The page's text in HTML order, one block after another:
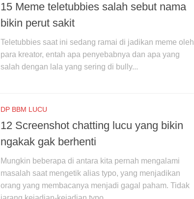
15 Meme teletubbies salah sebut nama
bikin perut sakit
Teletubbies saat ini sedang ramai di jadikan meme oleh
para kreator, entah apa penyebabnya dan apa yang
salah dengan lala yang sering di bully...
DP BBM LUCU
12 Screenshot chatting lucu yang bikin
ngakak gak berhenti
Mungkin beberapa di antara kita pernah mengalami
masalah saat mengetik alias typo, yang menjadikan
orang yang membacanya menjadi gagal paham. Tidak